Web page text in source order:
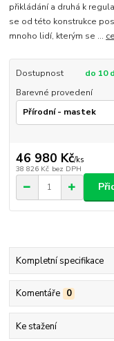
přikládání a druhá k
se od této konstrukce
mnoho lidí, kterým se ...
Dostupnost
do 10
Barevné provedení
46 980 Kč/ks
38 826 Kč bez DPH
Kompletní specifikace
Komentáře 0
Ke stažení